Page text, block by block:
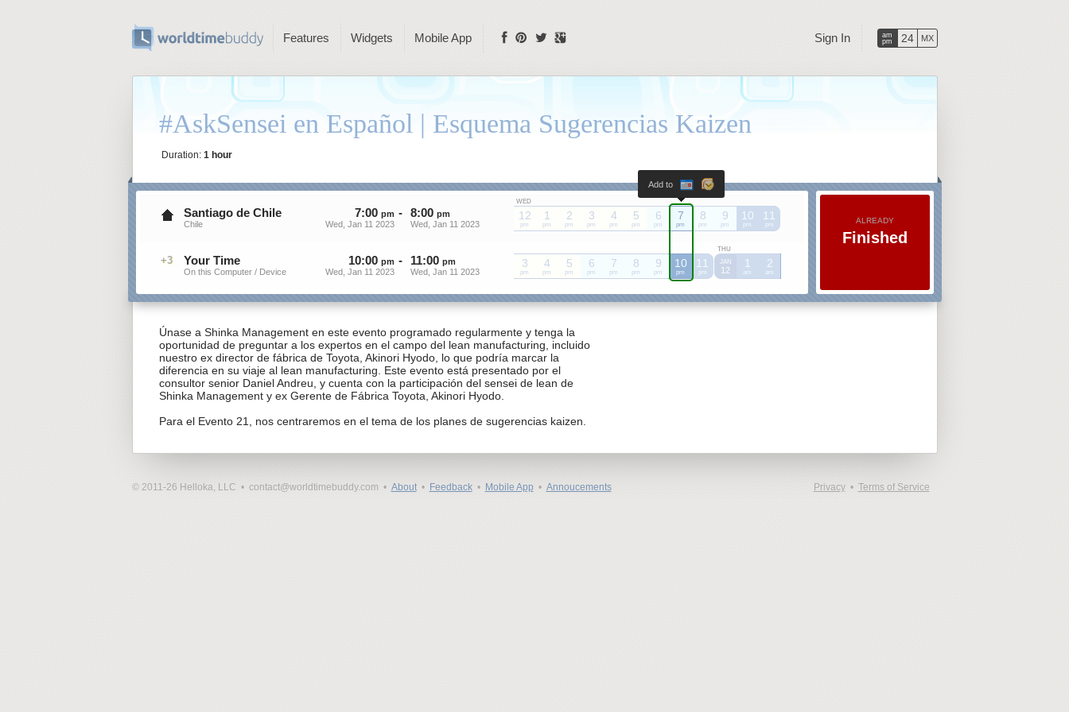
Features Widgets Mobile App Sign In
am
pm
24 MX
#AskSensei en Español | Esquema Sugerencias Kaizen
Duration: 1 hour
Santiago de Chile
Chile
7:00 pm
Wed, Jan 11 2023
- 8:00 pm
Wed, Jan 11 2023
WED
12
pm
1
pm
2
pm
3
pm
4
pm
5
pm
6
pm
7
pm
8
pm
9
pm
10
pm
11
pm
+3 Your Time
On this Computer / Device
10:00 pm
Wed, Jan 11 2023
- 11:00 pm
Wed, Jan 11 2023
3
pm
4
pm
5
pm
6
pm
7
pm
8
pm
9
pm
10
pm
11
pm
THU
JAN
12
1
am
2
am
ALREADY
Finished
Únase a Shinka Management en este evento programado regularmente y tenga la
oportunidad de preguntar a los expertos en el campo del lean manufacturing, incluido
nuestro ex director de fábrica de Toyota, Akinori Hyodo, lo que podría marcar la
diferencia en su viaje al lean manufacturing. Este evento está presentado por el
consultor senior Daniel Andreu, y cuenta con la participación del sensei de lean de
Shinka Management y ex Gerente de Fábrica Toyota, Akinori Hyodo.
Para el Evento 21, nos centraremos en el tema de los planes de sugerencias kaizen.
© 2011-26 Helloka, LLC • contact@worldtimebuddy.com • About• Feedback• Mobile App • Annoucements Privacy• Terms of Service
Add to